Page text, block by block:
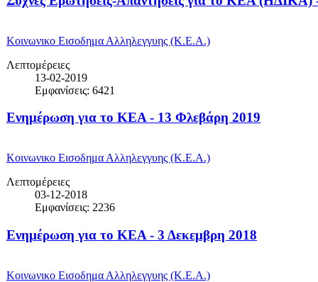
Κοινωνικο Εισοδημα Αλληλεγγυης (Κ.Ε.Α.)
Λεπτομέρειες
13-02-2019
Εμφανίσεις: 6421
Ενημέρωση για το ΚΕΑ - 13 Φλεβάρη 2019
Κοινωνικο Εισοδημα Αλληλεγγυης (Κ.Ε.Α.)
Λεπτομέρειες
03-12-2018
Εμφανίσεις: 2236
Ενημέρωση για το ΚΕΑ - 3 Δεκεμβρη 2018
Κοινωνικο Εισοδημα Αλληλεγγυης (Κ.Ε.Α.)